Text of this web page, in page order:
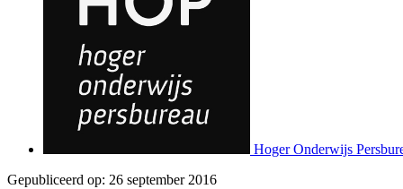
Hoger Onderwijs
Gepubliceerd op: 26 september 2016